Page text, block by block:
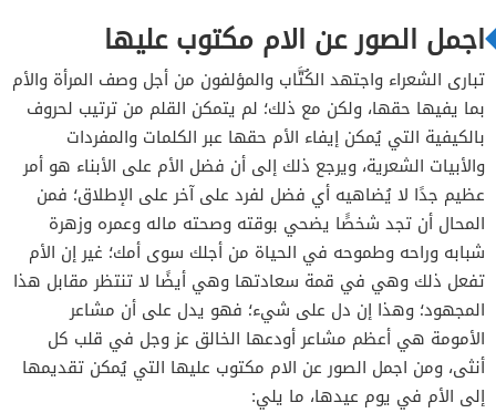
اجمل الصور عن الام مكتوب عليها
تبارى الشعراء واجتهد الكُتَّاب والمؤلفون من أجل وصف المرأة والأم
بما يفيها حقها، ولكن مع ذلك؛ لم يتمكن القلم من ترتيب لحروف
بالكيفية التي يُمكن إيفاء الأم حقها عبر الكلمات والمفردات
والأبيات الشعرية، ويرجع ذلك إلى أن فضل الأم على الأبناء هو أمر
عظيم جدًا لا يُضاهيه أي فضل لفرد على آخر على الإطلاق؛ فمن
المحال أن تجد شخصًَا يضحي بوقته وصحته ماله وعمره وزهرة
شبابه وراحه وطموحه في الحياة من أجلك سوى أمك؛ غير إن الأم
تفعل ذلك وهي في قمة سعادتها وهي أيضًا لا تنتظر مقابل هذا
المجهود؛ وهذا إن دل على شيء؛ فهو يدل على أن مشاعر
الأمومة هي أعظم مشاعر أودعها الخالق عز وجل في قلب كل
أنثى، ومن اجمل الصور عن الام مكتوب عليها التي يُمكن تقديمها
إلى الأم في يوم عيدها، ما يلي: